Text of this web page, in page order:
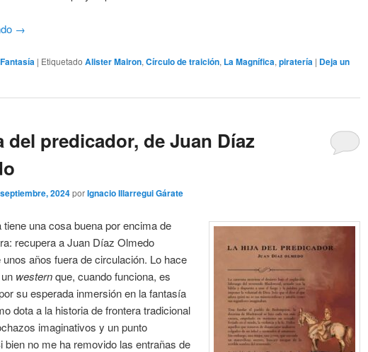
→
Fantasía | Etiquetado Alister Mairon, Círculo de traición, La Magnífica, piratería | Deja un
del predicador, de Juan Díaz
2024porIgnacio Illarregui Gárate
tiene una cosa buena por encima de
recupera a Juan Díaz Olmedo
años fuera de circulación. Lo hace
westernque, cuando funciona, es
su esperada inmersión en la fantasía
dota a la historia de frontera tradicional
imaginativos y un punto
bien no me ha removido las entrañas de